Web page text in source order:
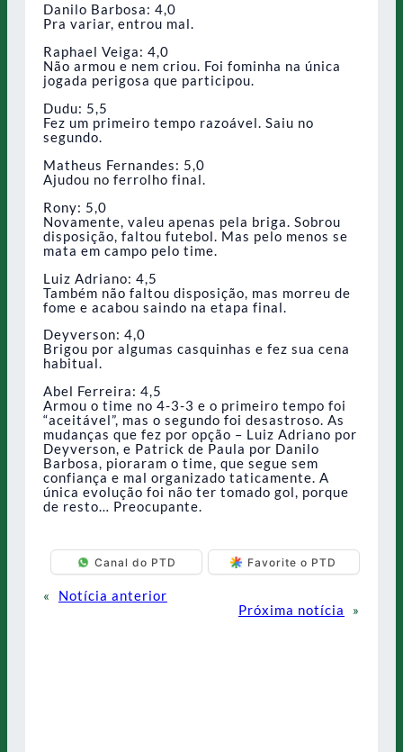
Danilo Barbosa: 4,0
Pra variar, entrou mal.
Raphael Veiga: 4,0
Não armou e nem criou. Foi fominha na única
jogada perigosa que participou.
Dudu: 5,5
Fez um primeiro tempo razoável. Saiu no
segundo.
Matheus Fernandes: 5,0
Ajudou no ferrolho final.
Rony: 5,0
Novamente, valeu apenas pela briga. Sobrou
disposição, faltou futebol. Mas pelo menos se
mata em campo pelo time.
Luiz Adriano: 4,5
Também não faltou disposição, mas morreu de
fome e acabou saindo na etapa final.
Deyverson: 4,0
Brigou por algumas casquinhas e fez sua cena
habitual.
Abel Ferreira: 4,5
Armou o time no 4-3-3 e o primeiro tempo foi
“aceitável”, mas o segundo foi desastroso. As
mudanças que fez por opção – Luiz Adriano por
Deyverson, e Patrick de Paula por Danilo
Barbosa, pioraram o time, que segue sem
confiança e mal organizado taticamente. A
única evolução foi não ter tomado gol, porque
de resto… Preocupante.
Canal do PTD Favorite o PTD
«
Notícia anterior
Próxima notícia
»